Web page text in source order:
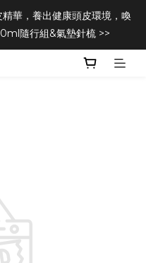
精華，養出健康頭皮環境，喚
隨行組&氣墊針梳 >>